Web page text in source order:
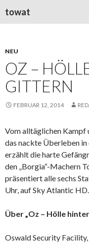
towat
NEU
OZ –
GITTERN
FEBRUAR 12, 2014
Vom alltäglichen Kampf
das nackte Überleben
erzählt die harte
den „Borgia“-Machern
präsentiert alle sechs
Uhr, auf Sky Atlantic HD.
Über „Oz – Hölle
Oswald Security Facility,